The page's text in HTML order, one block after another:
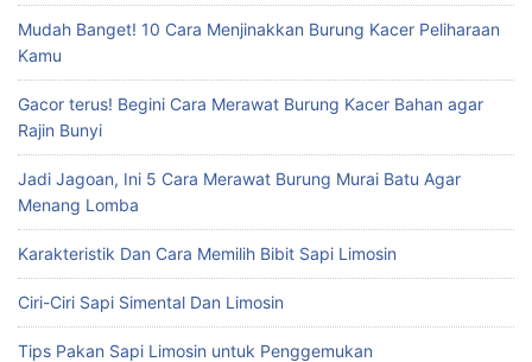
Mudah Banget! 10 Cara Menjinakkan Burung Kacer Peliharaan
Kamu
Gacor terus! Begini Cara Merawat Burung Kacer Bahan agar
Rajin Bunyi
Jadi Jagoan, Ini 5 Cara Merawat Burung Murai Batu Agar
Menang Lomba
Karakteristik Dan Cara Memilih Bibit Sapi Limosin
Ciri-Ciri Sapi Simental Dan Limosin
Tips Pakan Sapi Limosin untuk Penggemukan